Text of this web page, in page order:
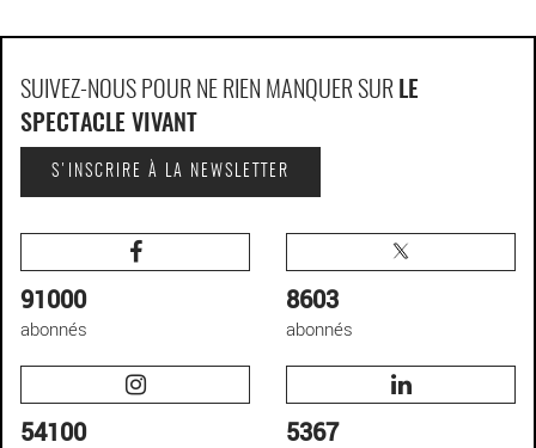
SUIVEZ-NOUS POUR NE RIEN MANQUER SUR LE
SPECTACLE VIVANT
S'INSCRIRE À LA NEWSLETTER
91000
abonnés
8603
abonnés
54100 5367